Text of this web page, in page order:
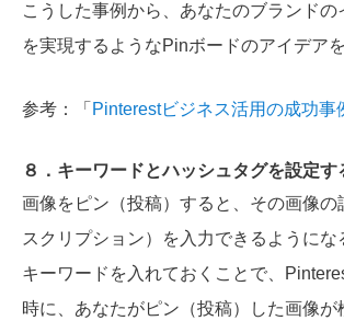
こうした事例から、あなたのブランドの
を実現するようなPinボードのアイデア
参考：「 Pinterestビジネス活用の成功事
８．キーワードとハッシュタグを設定す
画像をピン（投稿）すると、その画像の
スクリプション）を入力できるようにな
キーワードを入れておくことで、
時に、あなたがピン（投稿）した画像が